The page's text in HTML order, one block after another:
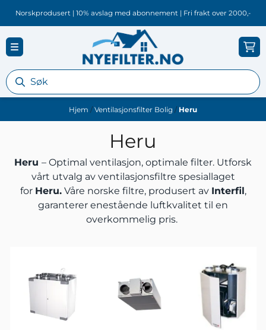
Hopp til innhold
Norskprodusert | 10% avslag med abonnement | Fri frakt over 2000,-
Hjem / Ventilasjonsfilter Bolig / Heru
Heru
Heru – Optimal ventilasjon, optimale filter. Utforsk
vårt utvalg av ventilasjonsfiltre spesiallaget
for Heru.Våre norske filtre, produsert av Interfil,
garanterer enestående luftkvalitet til en
overkommelig pris.